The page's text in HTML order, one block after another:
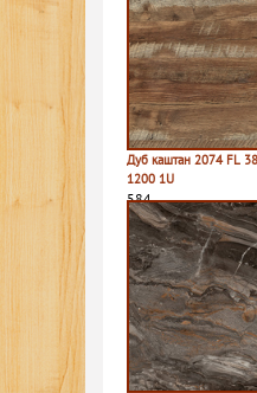
Дуб каштан 2074 FL
1200 1U
584